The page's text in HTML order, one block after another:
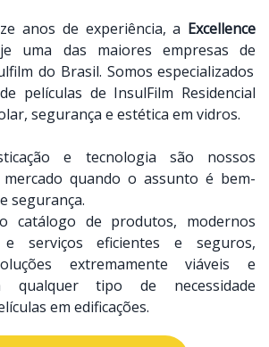
anos de experiência, a Excellence
uma das maiores empresas de
do Brasil. Somos especializados
películas de InsulFilm Residencial
segurança e estética em vidros.
e tecnologia são nossos
quando o assunto é bem-
segurança.
catálogo de produtos, modernos
e serviços eficientes e seguros,
extremamente viáveis e
qualquer tipo de necessidade
em edificações.